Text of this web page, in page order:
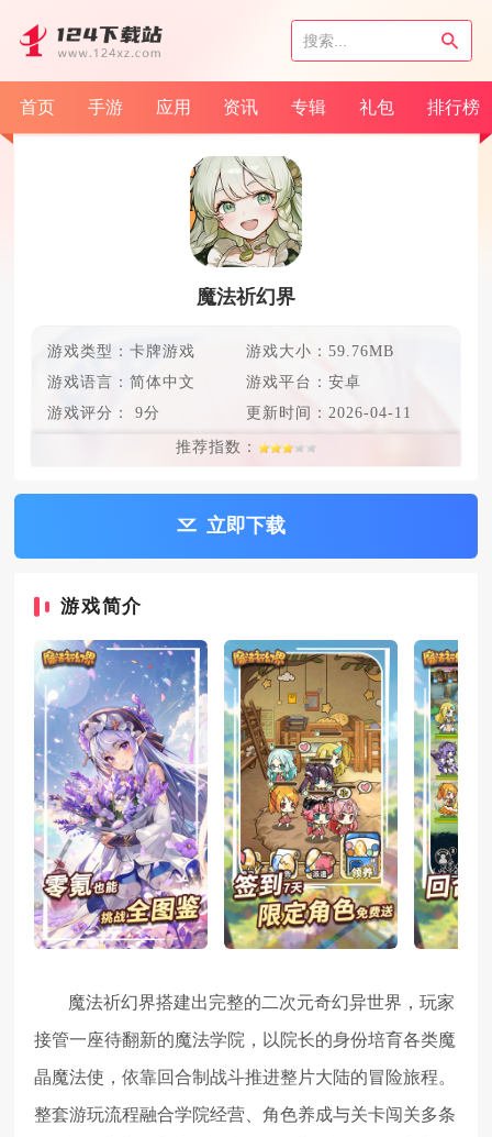
首页 手游 应用 资讯 专辑 礼包 排行榜
魔法祈幻界
游戏类型：卡牌游戏
游戏大小：59.76MB
游戏语言： 简体中文
游戏平台：安卓
游戏评分： 9分 更新时间： 2026-04-11
推荐指数：
立即下载
游戏简介
魔法祈幻界搭建出完整的二次元奇幻异世界，玩家
接管一座待翻新的魔法学院，以院长的身份培育各类魔
晶魔法使，依靠回合制战斗推进整片大陆的冒险旅程。
整套游玩流程融合学院经营、角色养成与关卡闯关多条